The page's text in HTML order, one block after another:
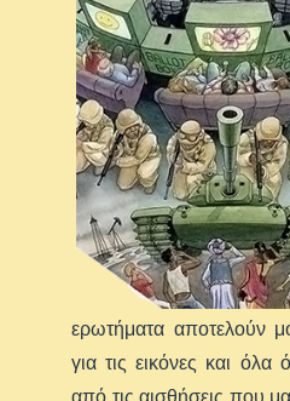
ερωτήματα αποτελούν
για τις εικόνες και όλα
από τις αισθήσεις που